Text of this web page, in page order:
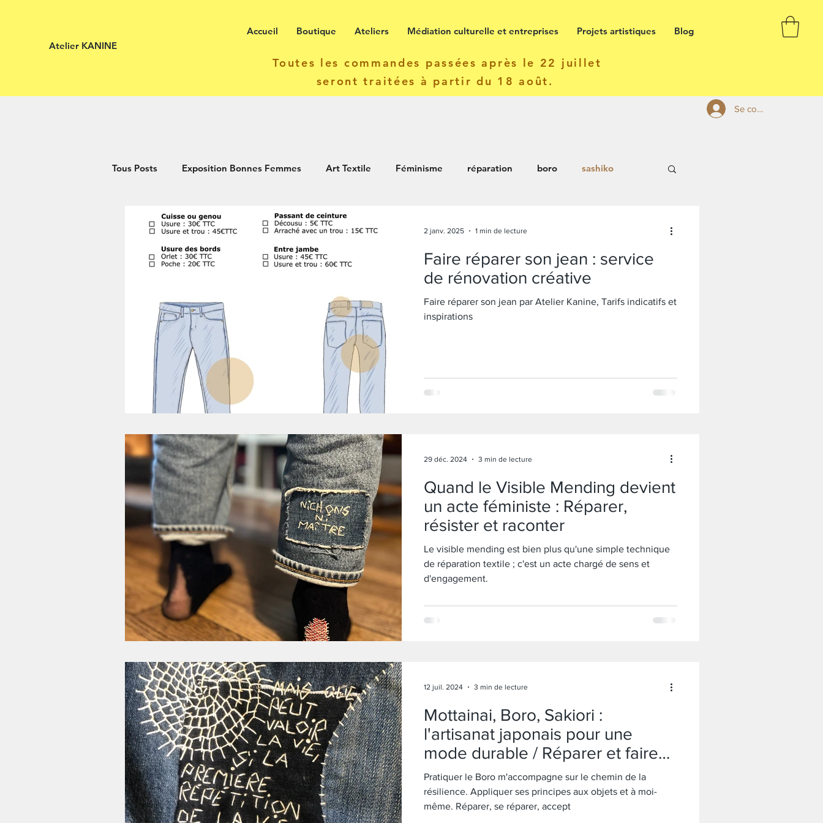
Atelier KANINE
Accueil Boutique Ateliers Médiation culturelle et entreprises Projets artistiques Blog
Toutes les commandes passées après le 22 juillet
seront traitées à partir du 18 août.
Se connecter
Tous Posts Exposition Bonnes Femmes Art Textile Féminisme réparation boro sashiko
Service de réparation ateliers
Faire réparer son jean : service
de rénovation créative
Faire réparer son jean par Atelier Kanine, Tarifs indicatifs et
inspirations
2 janv. 2025 1 min de lecture
Quand le Visible Mending devient
un acte féministe : Réparer,
résister et raconter
Le visible mending est bien plus qu'une simple technique
de réparation textile ; c'est un acte chargé de sens et
d'engagement.
29 déc. 2024 3 min de lecture
Mottainai, Boro, Sakiori :
l'artisanat japonais pour une
mode durable / Réparer et faire
réparer ses vêtements
Pratiquer le Boro m'accompagne sur le chemin de la
résilience. Appliquer ses principes aux objets et à moi-
même. Réparer, se réparer, accept
12 juil. 2024 3 min de lecture